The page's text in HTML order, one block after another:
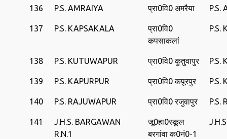
136 P.S. AMRAIYA प्रा0वि0 अमरैया P.S.
137 P.S. KAPSAKALA
प्रा0वि0
कपसाकलां
P.S.
138 P.S. KUTUWAPUR प्रा0वि0 कुतुवापुर P.S.
139 P.S. KAPURPUR प्रा0वि0 कपूरपुर P.S.
140 P.S. RAJUWAPUR प्रा0वि0 रजुवापुर P.S.
141
J.H.S. BARGAWAN
R.N.1
जू0हा0स्कूल
बरगांवा क0नं0-1